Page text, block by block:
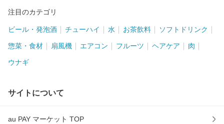
注目のカテゴリ
ビール・発泡酒 チューハイ 水 お茶飲料 ソフトドリンク
惣菜・食材 扇風機 エアコン フルーツ ヘアケア 肉
ウナギ
サイトについて
au PAY マーケット TOP